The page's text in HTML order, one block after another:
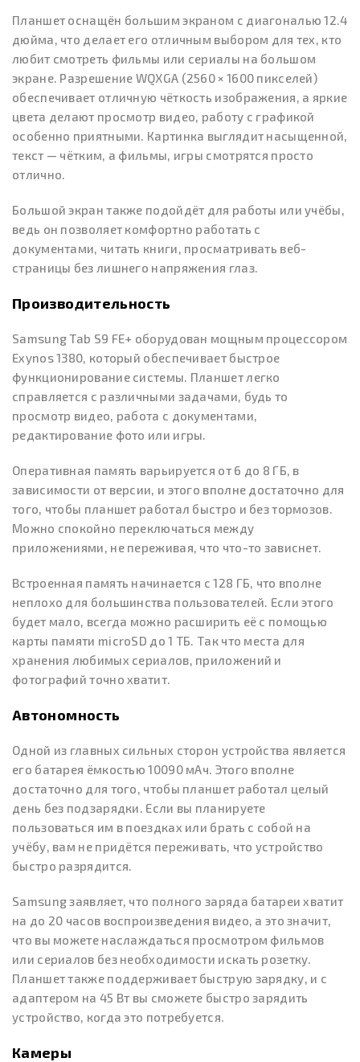
Планшет оснащён большим экраном с диагональю 12.4
дюйма, что делает его отличным выбором для тех, кто
любит смотреть фильмы или сериалы на большом
экране. Разрешение WQXGA (2560 × 1600 пикселей)
обеспечивает отличную чёткость изображения, а яркие
цвета делают просмотр видео, работу с графикой
особенно приятными. Картинка выглядит насыщенной,
текст — чётким, а фильмы, игры смотрятся просто
отлично.
Большой экран также подойдёт для работы или учёбы,
ведь он позволяет комфортно работать с
документами, читать книги, просматривать веб-
страницы без лишнего напряжения глаз.
Производительность
Samsung Tab S9 FE+ оборудован мощным процессором
Exynos 1380, который обеспечивает быстрое
функционирование системы. Планшет легко
справляется с различными задачами, будь то
просмотр видео, работа с документами,
редактирование фото или игры.
Оперативная память варьируется от 6 до 8 ГБ, в
зависимости от версии, и этого вполне достаточно для
того, чтобы планшет работал быстро и без тормозов.
Можно спокойно переключаться между
приложениями, не переживая, что что-то зависнет.
Встроенная память начинается с 128 ГБ, что вполне
неплохо для большинства пользователей. Если этого
будет мало, всегда можно расширить её с помощью
карты памяти microSD до 1 ТБ. Так что места для
хранения любимых сериалов, приложений и
фотографий точно хватит.
Автономность
Одной из главных сильных сторон устройства является
его батарея ёмкостью 10090 мАч. Этого вполне
достаточно для того, чтобы планшет работал целый
день без подзарядки. Если вы планируете
пользоваться им в поездках или брать с собой на
учёбу, вам не придётся переживать, что устройство
быстро разрядится.
Samsung заявляет, что полного заряда батареи хватит
на до 20 часов воспроизведения видео, а это значит,
что вы можете наслаждаться просмотром фильмов
или сериалов без необходимости искать розетку.
Планшет также поддерживает быструю зарядку, и с
адаптером на 45 Вт вы сможете быстро зарядить
устройство, когда это потребуется.
Камеры